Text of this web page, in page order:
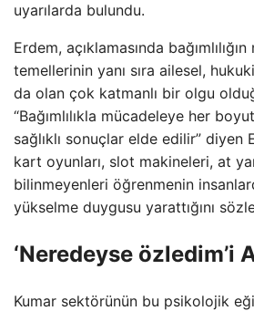
uyarılarda bulundu.
Erdem, açıklamasında
temellerinin yanı sıra ailesel,
da olan çok katmanlı bir olgu
“Bağımlılıkla mücadeleye her
sağlıklı sonuçlar elde edilir” diyen
kart oyunları, slot makineleri, at
bilinmeyenleri öğrenmenin
yükselme duygusu yarattığını
‘Neredeyse özledim’i
Kumar sektörünün bu psikolojik